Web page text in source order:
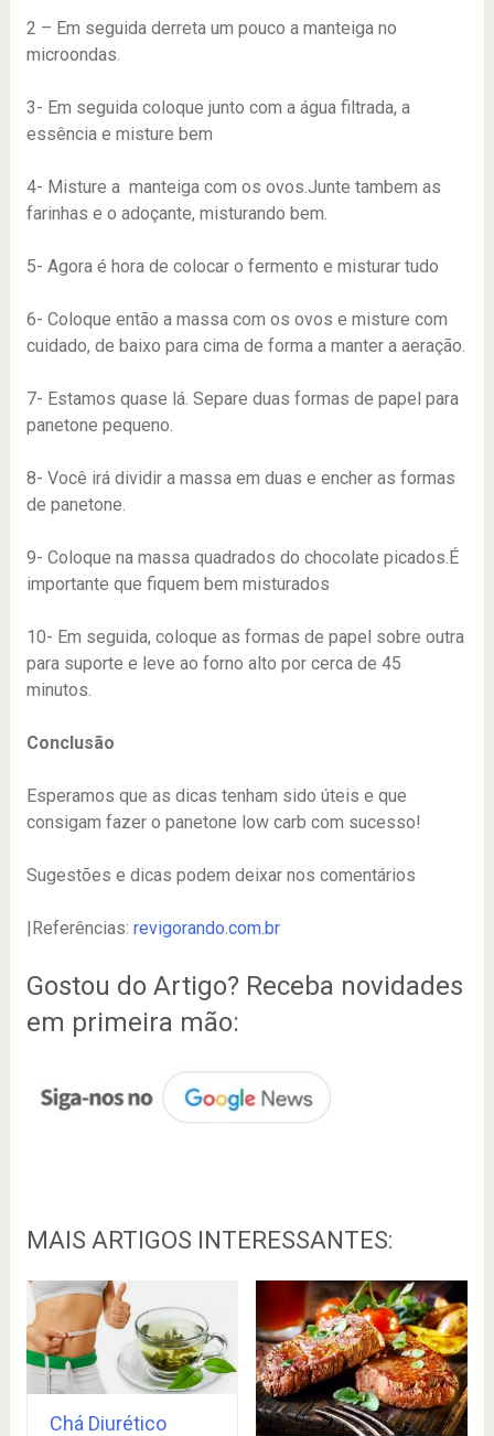
2 – Em seguida derreta um pouco a manteiga no
microondas.
3- Em seguida coloque junto com a água filtrada, a
essência e misture bem
4- Misture a manteiga com os ovos.Junte tambem as
farinhas e o adoçante, misturando bem.
5- Agora é hora de colocar o fermento e misturar tudo
6- Coloque então a massa com os ovos e misture com
cuidado, de baixo para cima de forma a manter a aeração.
7- Estamos quase lá. Separe duas formas de papel para
panetone pequeno.
8- Você irá dividir a massa em duas e encher as formas
de panetone.
9- Coloque na massa quadrados do chocolate picados.É
importante que fiquem bem misturados
10- Em seguida, coloque as formas de papel sobre outra
para suporte e leve ao forno alto por cerca de 45
minutos.
Conclusão
Esperamos que as dicas tenham sido úteis e que
consigam fazer o panetone low carb com sucesso!
Sugestões e dicas podem deixar nos comentários
|Referências: revigorando.com.br
Gostou do Artigo? Receba novidades
em primeira mão:
MAIS ARTIGOS INTERESSANTES:
Chá Diurético